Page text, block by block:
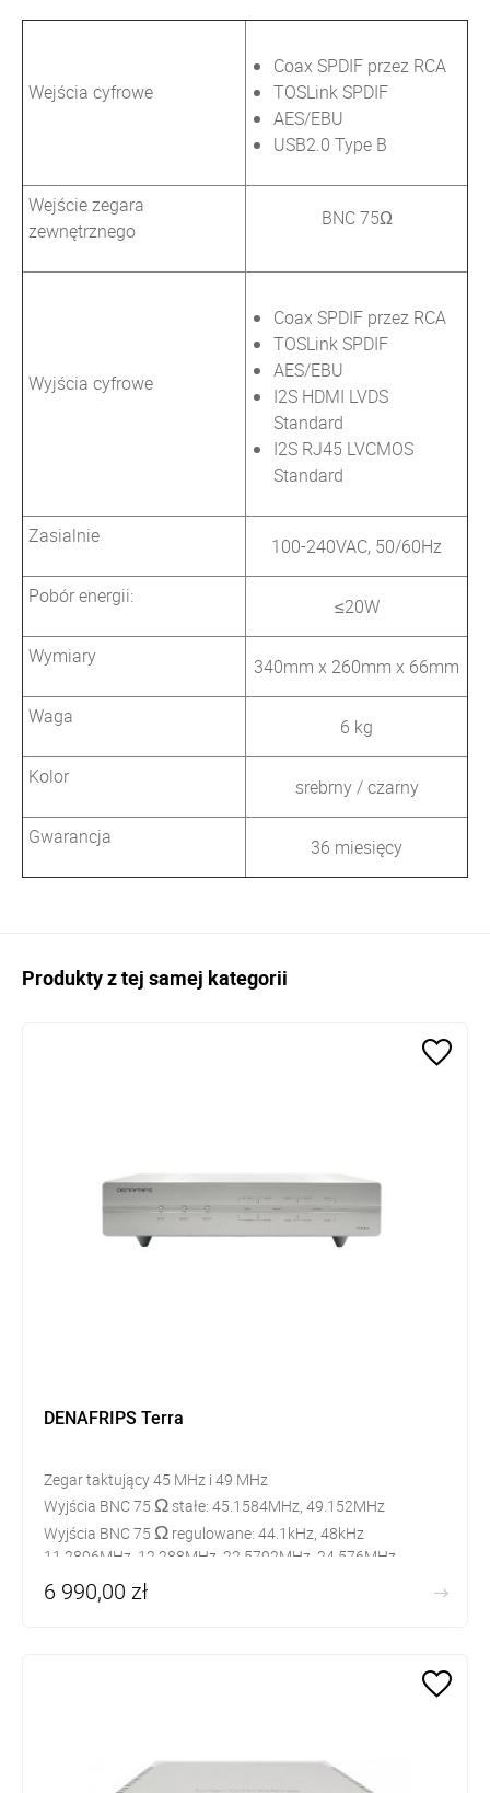
Wejścia cyfrowe
Coax SPDIF przez RCA
TOSLink SPDIF
AES/EBU
USB2.0 Type B
Wejście zegara
zewnętrznego
BNC 75Ω
Wyjścia cyfrowe
Coax SPDIF przez RCA
TOSLink SPDIF
AES/EBU
I2S HDMI LVDS
Standard
I2S RJ45 LVCMOS
Standard
Zasialnie 100-240VAC, 50/60Hz
Pobór energii: ≤20W
Wymiary 340mm x 260mm x 66mm
Waga 6 kg
Kolor srebrny / czarny
Gwarancja 36 miesięcy
Produkty z tej samej kategorii
DENAFRIPS Terra
Zegar taktujący 45 MHz i 49 MHz
Wyjścia BNC 75 Ωstałe: 45.1584MHz, 49.152MHz
​Wyjścia BNC 75 Ω regulowane: 44.1kHz, 48kHz
11.2896MHz, 12.288MHz, 22.5792MHz, 24.576MHz
6 990,00 zł